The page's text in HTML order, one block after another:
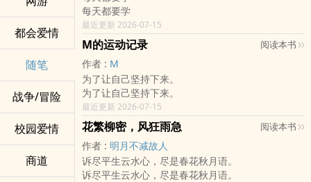
都会爱情
随笔
战争/冒险
校园爱情
商道
每天都要学
最近更新 2026-07-15
M的运动记录 阅读本书
作者 : M
为了让自己坚持下来。
为了让自己坚持下来。
最近更新 2026-07-15
花繁柳密，风狂雨急 阅读本书
作者 : 明月不减故人
诉尽平生云水心，尽是春花秋月语。
诉尽平生云水心，尽是春花秋月语。